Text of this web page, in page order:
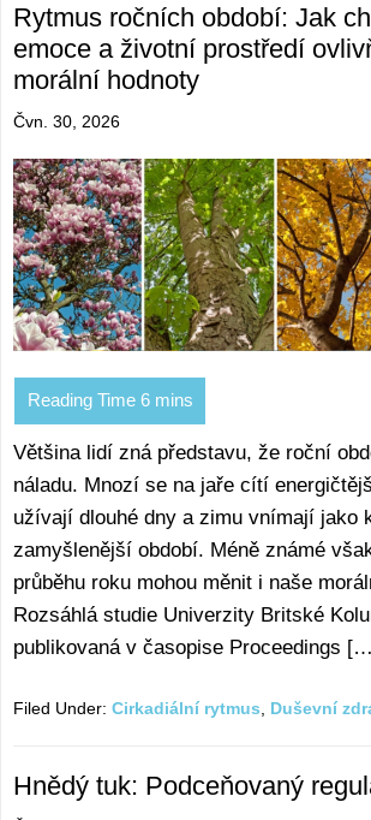
Rytmus ročních období: Jak
emoce a životní prostředí
morální hodnoty
Čvn. 30, 2026
Většina lidí zná představu, že roční
náladu. Mnozí se na jaře cítí
užívají dlouhé dny a zimu vnímají jako
zamyšlenější období. Méně známé
průběhu roku mohou měnit i naše
Rozsáhlá studie Univerzity Britské
publikovaná v časopise Proceedings
Filed Under: Cirkadiální rytmus, Duševní
Hnědý tuk: Podceňovaný